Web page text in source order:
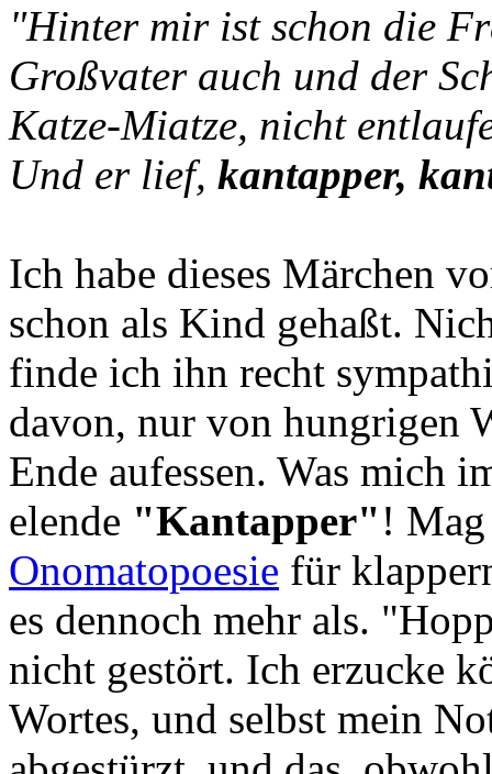
"Hinter mir ist schon die
Großvater auch und der
Katze-Miatze, nicht
Und er lief, kantapper,
Ich habe dieses Märchen
schon als Kind gehaßt.
finde ich ihn recht
davon, nur von hungrigen
Ende aufessen. Was mich
elende "Kantapper"! Mag
Onomatopoesie für
es dennoch mehr als.
nicht gestört. Ich erzucke
Wortes, und selbst mein